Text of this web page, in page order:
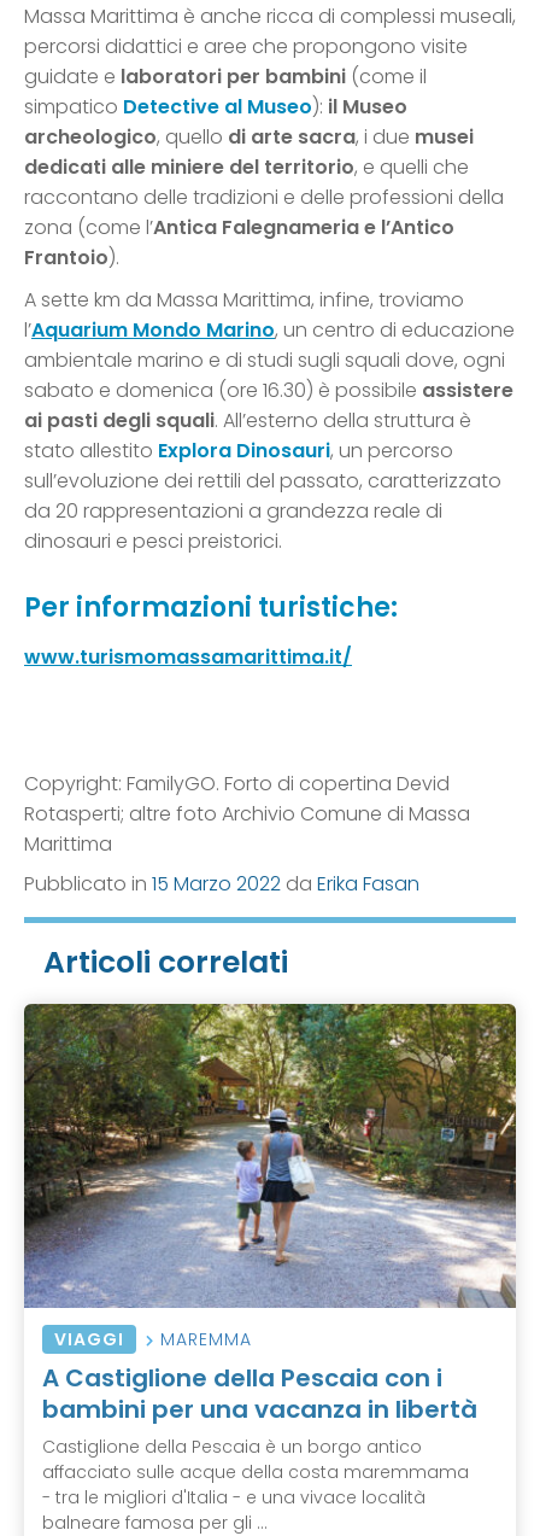
Massa Marittima è anche ricca di complessi museali,
percorsi didattici e aree che propongono visite
guidate e laboratori per bambini (come il
simpatico Detective al Museo): il Museo
archeologico, quello di arte sacra, i due musei
dedicati alle miniere del territorio, e quelli che
raccontano delle tradizioni e delle professioni della
zona (come l’Antica Falegnameria e l’Antico
Frantoio).
A sette km da Massa Marittima, infine, troviamo
l’Aquarium Mondo Marino, un centro di educazione
ambientale marino e di studi sugli squali dove, ogni
sabato e domenica (ore 16.30) è possibile assistere
ai pasti degli squali. All’esterno della struttura è
stato allestito Explora Dinosauri, un percorso
sull’evoluzione dei rettili del passato, caratterizzato
da 20 rappresentazioni a grandezza reale di
dinosauri e pesci preistorici.
Per informazioni turistiche:
www.turismomassamarittima.it/
Copyright: FamilyGO. Forto di copertina Devid
Rotasperti; altre foto Archivio Comune di Massa
Marittima
Pubblicato in 15 Marzo 2022 da Erika Fasan
Articoli correlati
VIAGGI MAREMMA
A Castiglione della Pescaia con i
bambini per una vacanza in libertà
Castiglione della Pescaia è un borgo antico
affacciato sulle acque della costa maremmama
- tra le migliori d'Italia - e una vivace località
balneare famosa per gli ...